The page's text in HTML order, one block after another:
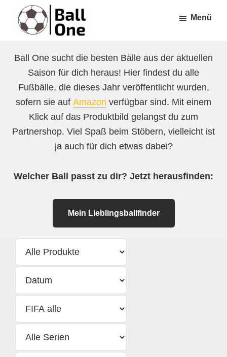
Inhalt
springen
Fußzeile
springen
One
Fußball!
Menü
Ball One sucht die besten Bälle aus der aktuellen
Saison für dich heraus! Hier findest du alle
Fußbälle, die dieses Jahr veröffentlicht wurden,
sofern sie auf Amazon verfügbar sind. Mit einem
Klick auf das Produktbild gelangst du zum
Partnershop. Viel Spaß beim Stöbern, vielleicht ist
ja auch für dich etwas dabei?
Welcher Ball passt zu dir? Jetzt herausfinden:
Mein Lieblingsballfinder